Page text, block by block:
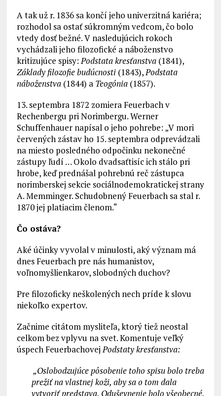
A tak už r. 1836 sa končí jeho univerzitná kariéra;
rozhodol sa ostať súkromným vedcom, čo bolo
vtedy dosť bežné. V nasledujúcich rokoch
vychádzali jeho filozofické a náboženstvo
kritizujúce spisy:Podstata kresťanstva(1841),
Základy filozofie budúcnosti(1843),Podstata
náboženstva(1844) a Teogónia (1857).
13. septembra 1872 zomiera Feuerbach v
Rechenbergu pri Norimbergu. Werner
Schuffenhauer napísal o jeho pohrebe: „V mori
červených zástav ho 15. septembra odprevádzali
na miesto posledného odpočinku nekonečné
zástupy ľudí … Okolo dvadsaťtisíc ich stálo pri
hrobe, keď prednášal pohrebnú reč zástupca
norimberskej sekcie sociálnodemokratickej strany
A. Memminger. Schudobnený Feuerbach sa stal r.
1870 jej platiacim členom.“
Čo ostáva?
Aké účinky vyvolal v minulosti, aký význam má
dnes Feuerbach pre nás humanistov,
voľnomyšlienkarov, slobodných duchov?
Pre filozoficky neškolených nech príde k slovu
niekoľko expertov.
Začnime citátom mysliteľa, ktorý tiež neostal
celkom bez vplyvu na svet. Komentuje veľký
úspech FeuerbachovejPodstaty kresťanstva:
„Oslobodzujúce pôsobenie toho spisu bolo treba
prežiť na vlastnej koži, aby sa o tom dala
vytvoriť predstava. Oduševnenie bolo všeobecné.